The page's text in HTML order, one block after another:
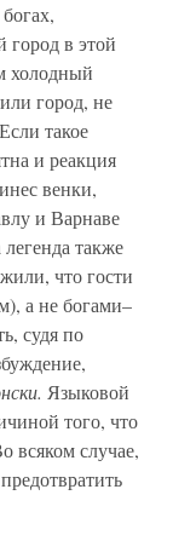
город в этой
холодный
город, не
такое
и реакция
венки,
и Варнаве
также
что гости
а не богами–
судя по
Языковой
того, что
всяком случае,